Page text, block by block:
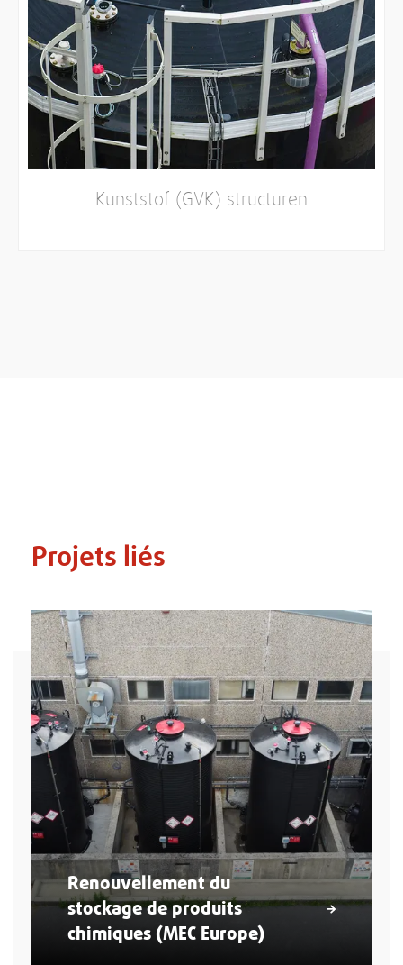
Kunststof (GVK) structuren
Projets liés
Renouvellement du
stockage de produits
chimiques (MEC Europe)